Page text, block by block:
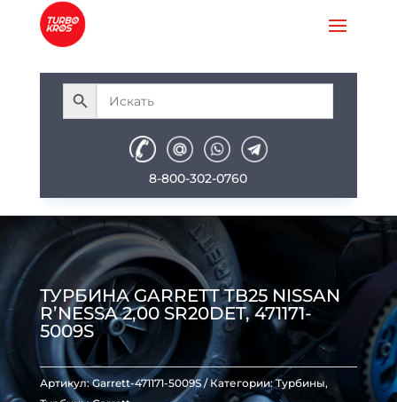
8-800-302-0760
ТУРБИНА GARRETT TB25 NISSAN
R’NESSA 2,00 SR20DET, 471171-
5009S
Артикул:Garrett-471171-5009S Категории:Турбины,